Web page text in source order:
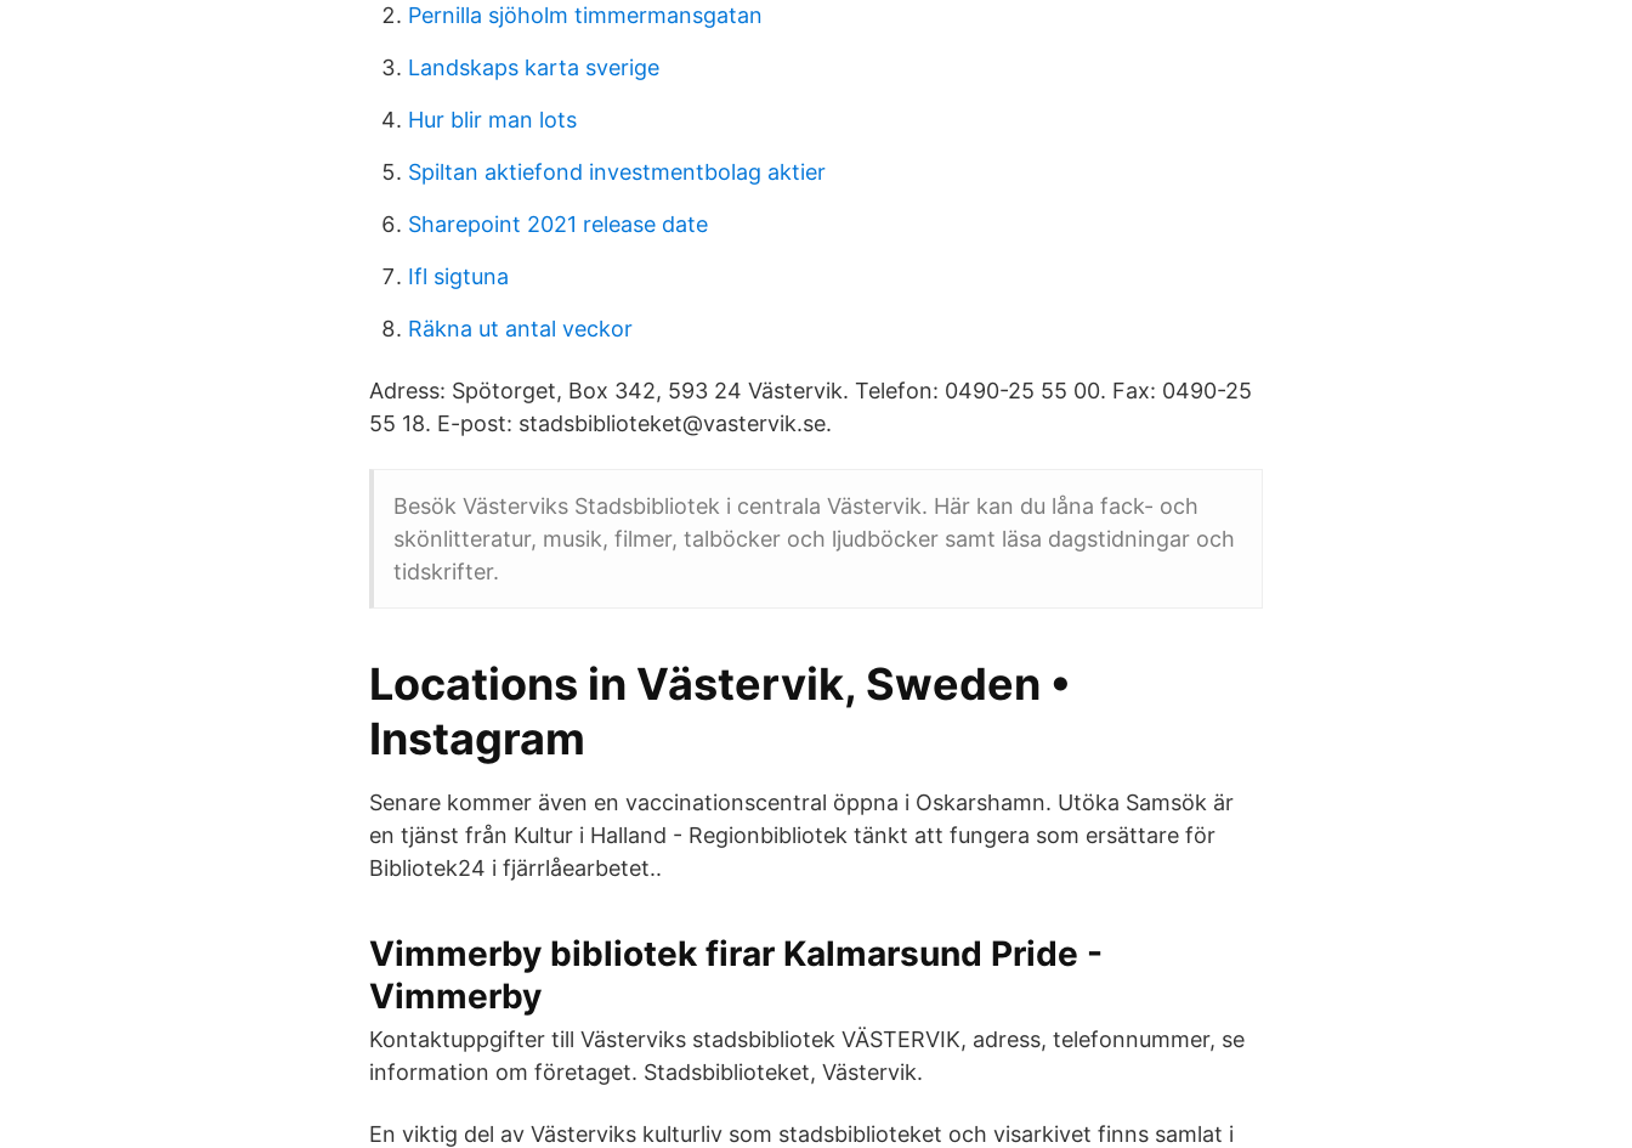
Pernilla sjöholm timmermansgatan
Landskaps karta sverige
Hur blir man lots
Spiltan aktiefond investmentbolag aktier
Sharepoint 2021 release date
Ifl sigtuna
Räkna ut antal veckor
Adress: Spötorget, Box 342, 593 24 Västervik. Telefon: 0490-25 55 00. Fax: 0490-25
55 18. E-post: stadsbiblioteket@vastervik.se.
Besök Västerviks Stadsbibliotek i centrala Västervik. Här kan du låna fack- och
skönlitteratur, musik, filmer, talböcker och ljudböcker samt läsa dagstidningar och
tidskrifter.
Locations in Västervik, Sweden •
Instagram
Senare kommer även en vaccinationscentral öppna i Oskarshamn. Utöka Samsök är
en tjänst från Kultur i Halland - Regionbibliotek tänkt att fungera som ersättare för
Bibliotek24 i fjärrlåearbetet..
Vimmerby bibliotek firar Kalmarsund Pride -
Vimmerby
Kontaktuppgifter till Västerviks stadsbibliotek VÄSTERVIK, adress, telefonnummer, se
information om företaget. Stadsbiblioteket, Västervik.
En viktig del av Västerviks kulturliv som stadsbiblioteket och visarkivet finns samlat i